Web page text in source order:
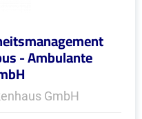
- Ambulante
GmbH